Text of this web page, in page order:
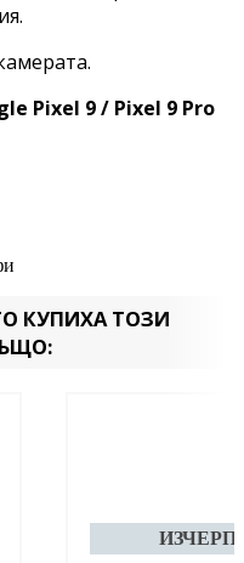
Pixel 9 / Pixel 9 Pro
КУПИХА ТОЗИ